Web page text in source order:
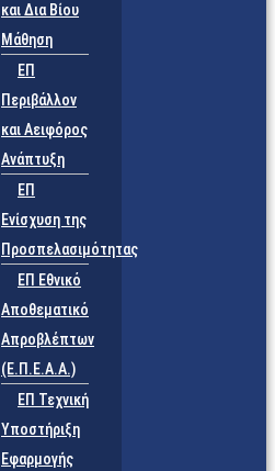
και Δια Βίου
Μάθηση
ΕΠ
Περιβάλλον
και Αειφόρος
Ανάπτυξη
ΕΠ
Ενίσχυση της
Προσπελασιμότητας
ΕΠ Εθνικό
Αποθεματικό
Απροβλέπτων
(Ε.Π.Ε.Α.Α.)
ΕΠ Τεχνική
Υποστήριξη
Εφαρμογής